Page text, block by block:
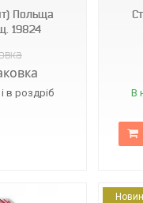
Польща
19824
в роздріб В